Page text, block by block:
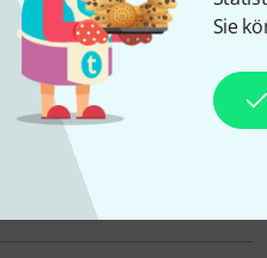
Sie
Meranti
22
Nein